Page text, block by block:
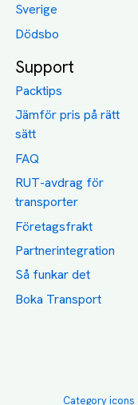
Sverige
Dödsbo
Support
Packtips
Jämför pris på rätt
sätt
FAQ
RUT-avdrag för
transporter
Företagsfrakt
Partnerintegration
Så funkar det
Boka Transport
Category